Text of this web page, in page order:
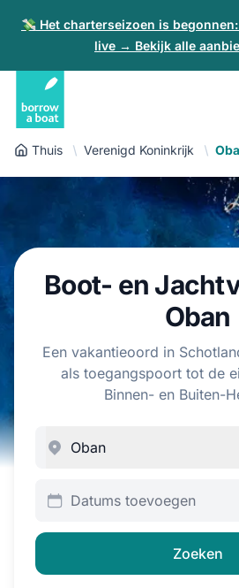
💸 Het charterseizoen is
live → Bekijk alle
Inloggen
Inschrijven
Voor partners
Złoty
English
Español
Polski
Thuis Verenigd Koninkrijk
Boot- en
Oban
Een vakantieoord in
als toegangspoort tot de
Binnen- en Buiten-
Datums toevoegen
Zoeken